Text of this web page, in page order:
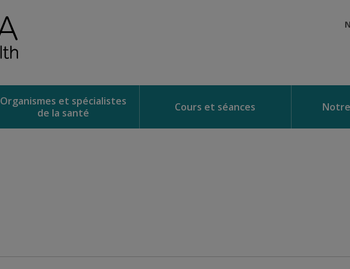
Organismes et spécialistes
de la santé
Cours et séances